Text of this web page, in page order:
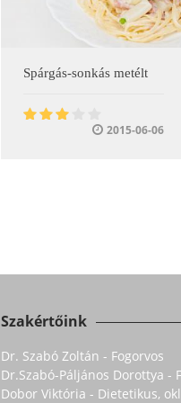
Spárgás-sonkás metélt
2015-06-06
Szakértőink
Dr. Szabó Zoltán - Fogorvos
Dr.Szabó-Páljános Dorottya -
Dobor Viktória - Dietetikus,